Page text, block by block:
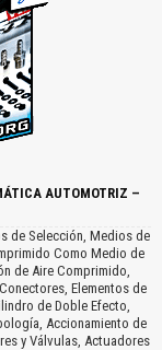
AUTOMOTRIZ –
de Selección, Medios de
Como Medio de
de Aire Comprimido,
Elementos de
de Doble Efecto,
Accionamiento de
y Válvulas, Actuadores